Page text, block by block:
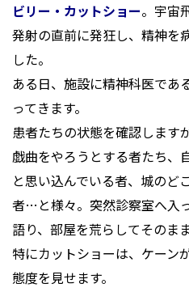
ビリー・カットショー。宇宙
発射の直前に発狂し、精神を
した。
ある日、施設に精神科医であ
ってきます。
患者たちの状態を確認します
戯曲をやろうとする者たち、
と思い込んでいる者、城のど
者…と様々。突然診察室へ入
語り、部屋を荒らしてそのま
特にカットショーは、ケーン
態度を見せます。